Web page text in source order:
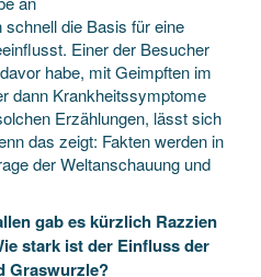
die Basis für eine
Einer der Besucher
habe, mit Geimpften im
dann Krankheitssymptome
Erzählungen, lässt sich
das zeigt: Fakten werden in
der Weltanschauung und
gab es kürzlich Razzien
stark ist der Einfluss der
Graswurzle?